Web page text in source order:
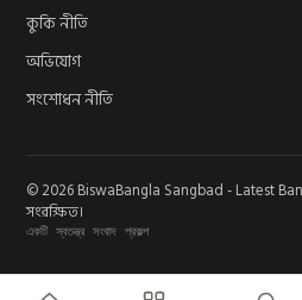
কুকি নীতি
অভিযোগ
সংশোধন নীতি
© 2026 BiswaBangla Sangbad - Latest
সংরক্ষিত।
একটি স্বতন্ত্র সংবাদ প্রকল্প